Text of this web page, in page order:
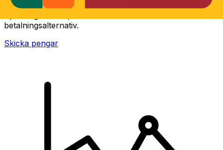
Skicka pengar online snabbt, säkert och enkelt.
betalningsalternativ.
Skicka pengar